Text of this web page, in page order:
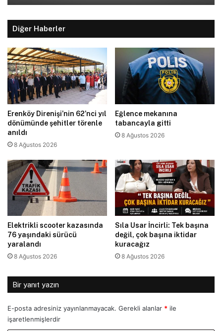
Diğer Haberler
Erenköy Direnişi’nin 62’nci yıl
dönümünde şehitler törenle
anıldı
8 Ağustos 2026
Eğlence mekanına
tabancayla gitti
8 Ağustos 2026
Elektrikli scooter kazasında
76 yaşındaki sürücü
yaralandı
8 Ağustos 2026
Sıla Usar İncirli: Tek başına
değil, çok başına iktidar
kuracağız
8 Ağustos 2026
Bir yanıt yazın
E-posta adresiniz yayınlanmayacak. Gerekli alanlar * ile
işaretlenmişlerdir